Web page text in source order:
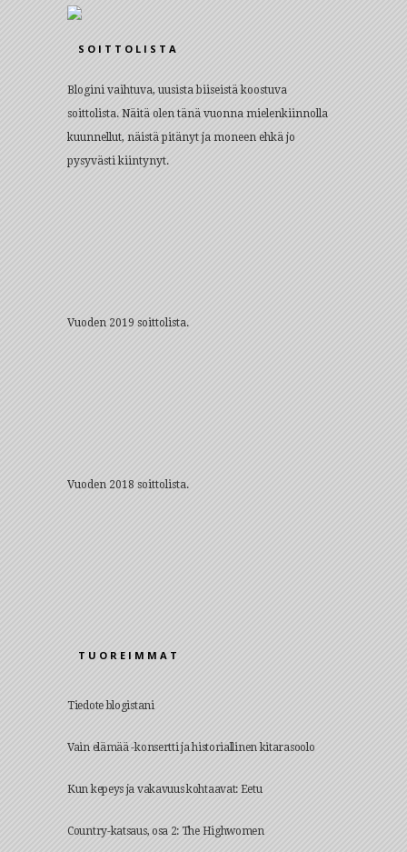
SOITTOLISTA
Blogini vaihtuva, uusista biiseistä koostuva
soittolista. Näitä olen tänä vuonna mielenkiinnolla
kuunnellut, näistä pitänyt ja moneen ehkä jo
pysyvästi kiintynyt.
Vuoden 2019 soittolista.
Vuoden 2018 soittolista.
TUOREIMMAT
Tiedote blogistani
Vain elämää -konsertti ja historiallinen kitarasoolo
Kun kepeys ja vakavuus kohtaavat: Eetu
Country-katsaus, osa 2: The Highwomen